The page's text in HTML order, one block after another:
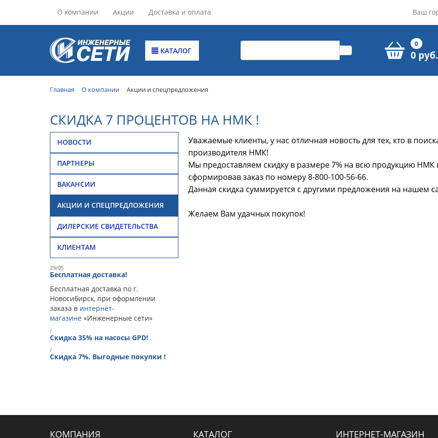
О компании Акции Доставка и оплата Ваш
КАТАЛОГ
0
0 руб.
Главная О компании Акции и спецпредложения
СКИДКА 7 ПРОЦЕНТОВ НА НМК !
НОВОСТИ
ПАРТНЕРЫ
ВАКАНСИИ
АКЦИИ И СПЕЦПРЕДЛОЖЕНИЯ
ДИЛЕРСКИЕ СВИДЕТЕЛЬСТВА
КЛИЕНТАМ
29/05
Бесплатная доставка!
Бесплатная доставка по г.
Новосибирск, при оформлении
заказа в интернет-
магазине «Инженерные сети»
/
Скидка 35% на насосы GPD!
/
Скидка 7%. Выгодные покупки !
Уважаемые клиенты, у нас отличная новость для тех, кто в
производителя НМК!
Мы предоставляем скидку в размере 7% на всю продукцию НМК
сформировав заказ по номеру 8-800-100-56-66.
Данная скидка суммируется с другими предложения на нашем
Желаем Вам удачных покупок!
КОМПАНИЯ КАТАЛОГ ИНТЕРНЕТ-МАГАЗИН